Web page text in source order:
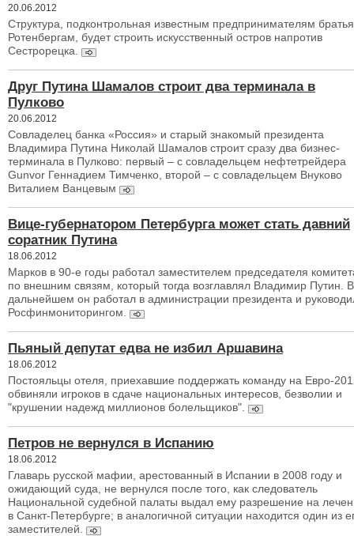
20.06.2012
Структура, подконтрольная известным предпринимателям
Ротенбергам, будет строить искусственный остров напротив
Сестрорецка.
Друг Путина Шамалов строит два терминала в
Пулково
20.06.2012
Совладелец банка «Россия» и старый знакомый президента
Владимира Путина Николай Шамалов строит сразу два бизнес-
терминала в Пулково: первый – с совладельцем нефтетрейдера
Gunvor Геннадием Тимченко, второй – с совладельцем Внуково
Виталием Ванцевым
Вице-губернатором Петербурга может стать давний
соратник Путина
18.06.2012
Марков в 90-е годы работал заместителем председателя
по внешним связям, который тогда возглавлял Владимир Путин. В
дальнейшем он работал в администрации президента и
Росфинмониторингом.
Пьяный депутат едва не избил Аршавина
18.06.2012
Постояльцы отеля, приехавшие поддержать команду на Евро-
обвиняли игроков в сдаче национальных интересов, безволии и
"крушении надежд миллионов болельщиков".
Петров не вернулся в Испанию
18.06.2012
Главарь русской мафии, арестованный в Испании в 2008 году и
ожидающий суда, не вернулся после того, как следователь
Национальной судебной палаты выдал ему разрешение на
в Санкт-Петербурге; в аналогичной ситуации находится один из
заместителей.